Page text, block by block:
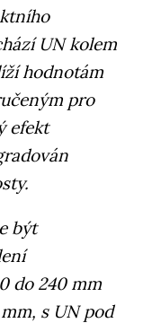
UN kolem
hodnotám
pro
efekt
být
do 240 mm
s UN pod